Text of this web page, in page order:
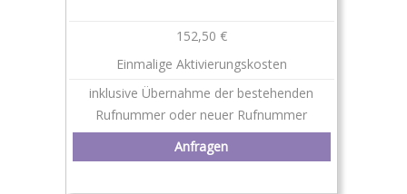
152,50 €
Einmalige Aktivierungskosten
inklusive Übernahme der bestehenden
Rufnummer oder neuer Rufnummer
Anfragen